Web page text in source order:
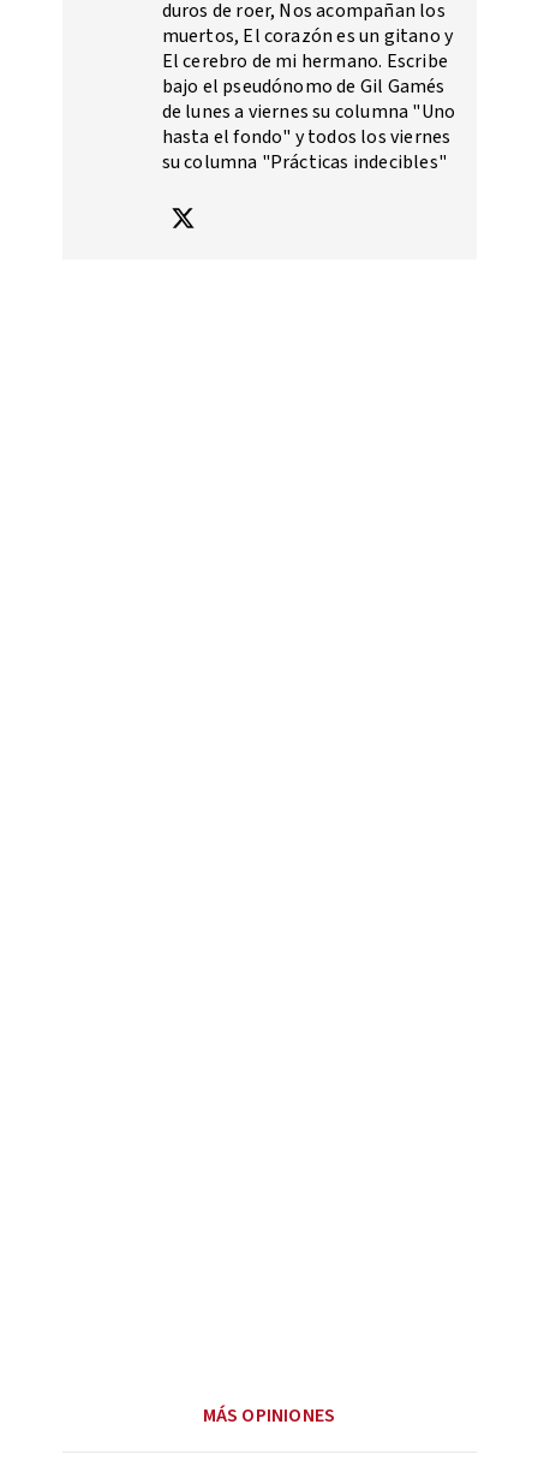
duros de roer, Nos acompañan los
muertos, El corazón es un gitano y
El cerebro de mi hermano. Escribe
bajo el pseudónomo de Gil Gamés
de lunes a viernes su columna "Uno
hasta el fondo" y todos los viernes
su columna "Prácticas indecibles"
MÁS OPINIONES